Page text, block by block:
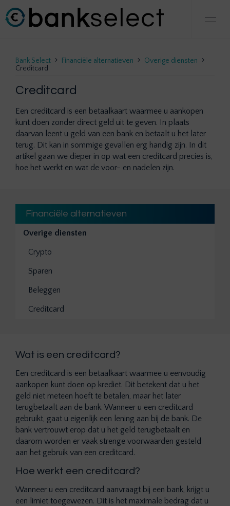
Bank Select Financiële alternatieven
Overige diensten
Creditcard
Creditcard
Een creditcard is een betaalkaart waarmee u aankopen
kunt doen zonder direct geld uit te geven. In plaats
daarvan leent u geld van een bank en betaalt u het later
terug. Dit kan in sommige gevallen erg handig zijn. In dit
artikel gaan we dieper in op wat een creditcard precies is,
hoe het werkt en wat de voor- en nadelen zijn.
Financiële alternatieven
Overige diensten
Crypto
Sparen
Beleggen
Creditcard
Wat is een creditcard?
Een creditcard is een betaalkaart waarmee u eenvoudig
aankopen kunt doen op krediet. Dit betekent dat u het
geld niet meteen hoeft te betalen, maar het later
terugbetaalt aan de bank. Wanneer u een creditcard
gebruikt, gaat u eigenlijk een lening aan bij de bank. De
bank vertrouwt erop dat u het geld terugbetaalt en
daarom worden er vaak strenge voorwaarden gesteld
aan het gebruik van een creditcard.
Hoe werkt een creditcard?
Wanneer u een creditcard aanvraagt bij een bank, krijgt u
een limiet toegewezen. Dit is het maximale bedrag dat u